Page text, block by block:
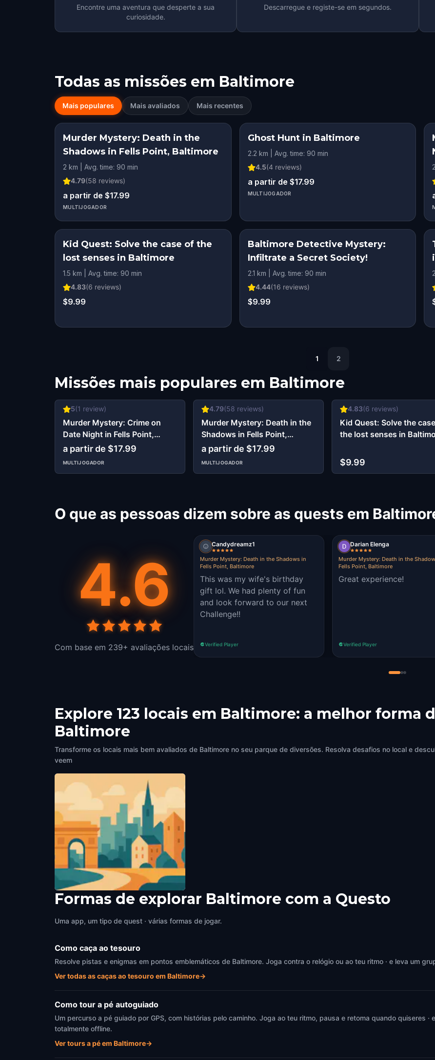
Encontre uma aventura que desperte a sua
curiosidade.
Descarregue e registe-se em segundos.
Todas as missões em Baltimore
Mais populares Mais avaliados Mais recentes
Murder Mystery: Death in the
Shadows in Fells Point, Baltimore
2 km | Avg. time: 90 min
4.79(58 reviews)
a partir de $17.99
MULTIJOGADOR
Ghost Hunt in Baltimore
2.2 km | Avg. time: 90 min
4.5(4 reviews)
a partir de $17.99
MULTIJOGADOR
Kid Quest: Solve the case of the
lost senses in Baltimore
1.5 km | Avg. time: 90 min
4.83(6 reviews)
$9.99
Baltimore Detective Mystery:
Infiltrate a Secret Society!
2.1 km | Avg. time: 90 min
4.44(16 reviews)
$9.99
1 2
Missões mais populares em Baltimore
5(1 review)
Murder Mystery: Crime on
Date Night in Fells Point,
Baltimore
a partir de $17.99
MULTIJOGADOR
4.79(58 reviews)
Murder Mystery: Death in the
Shadows in Fells Point,
Baltimore
a partir de $17.99
MULTIJOGADOR
4.83(6 reviews)
Kid Quest: Solve the
the lost senses in
$9.99
O que as pessoas dizem sobre as quests em
4.6
Com base em 239+ avaliações locais
Candydreamz1
Murder Mystery: Death in the Shadows in
Fells Point, Baltimore
This was my wife's birthday
gift lol. We had plenty of fun
and look forward to our next
Challenge!!
Verified Player
Darian Elenga
Murder Mystery: Death in the
Fells Point, Baltimore
Great experience!
Verified Player
Explore 123 locais em Baltimore: a melhor forma
Baltimore
Transforme os locais mais bem avaliados de Baltimore no seu parque de diversões. Resolva desafios no local e
veem
Luann Carra Gallery
Formas de explorar Baltimore com a Questo
Uma app, um tipo de quest · várias formas de jogar.
Como caça ao tesouro
Resolve pistas e enigmas em pontos emblemáticos de Baltimore. Joga contra o relógio ou ao teu ritmo · e leva um
Ver todas as caças ao tesouro em Baltimore→
Como tour a pé autoguiado
Um percurso a pé guiado por GPS, com histórias pelo caminho. Joga ao teu ritmo, pausa e retoma quando quiseres
totalmente offline.
Ver tours a pé em Baltimore→